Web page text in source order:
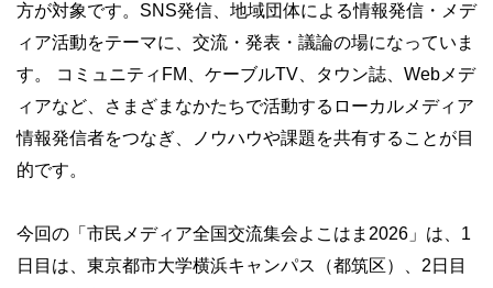
方が対象です。SNS発信、地域団体による情報発信・メデ
ィア活動をテーマに、交流・発表・議論の場になっていま
す。 コミュニティFM、ケーブルTV、タウン誌、Webメデ
ィアなど、さまざまなかたちで活動するローカルメディア
情報発信者をつなぎ、ノウハウや課題を共有することが目
的です。
今回の「市民メディア全国交流集会よこはま2026」は、1
日目は、東京都市大学横浜キャンパス（都筑区）、2日目